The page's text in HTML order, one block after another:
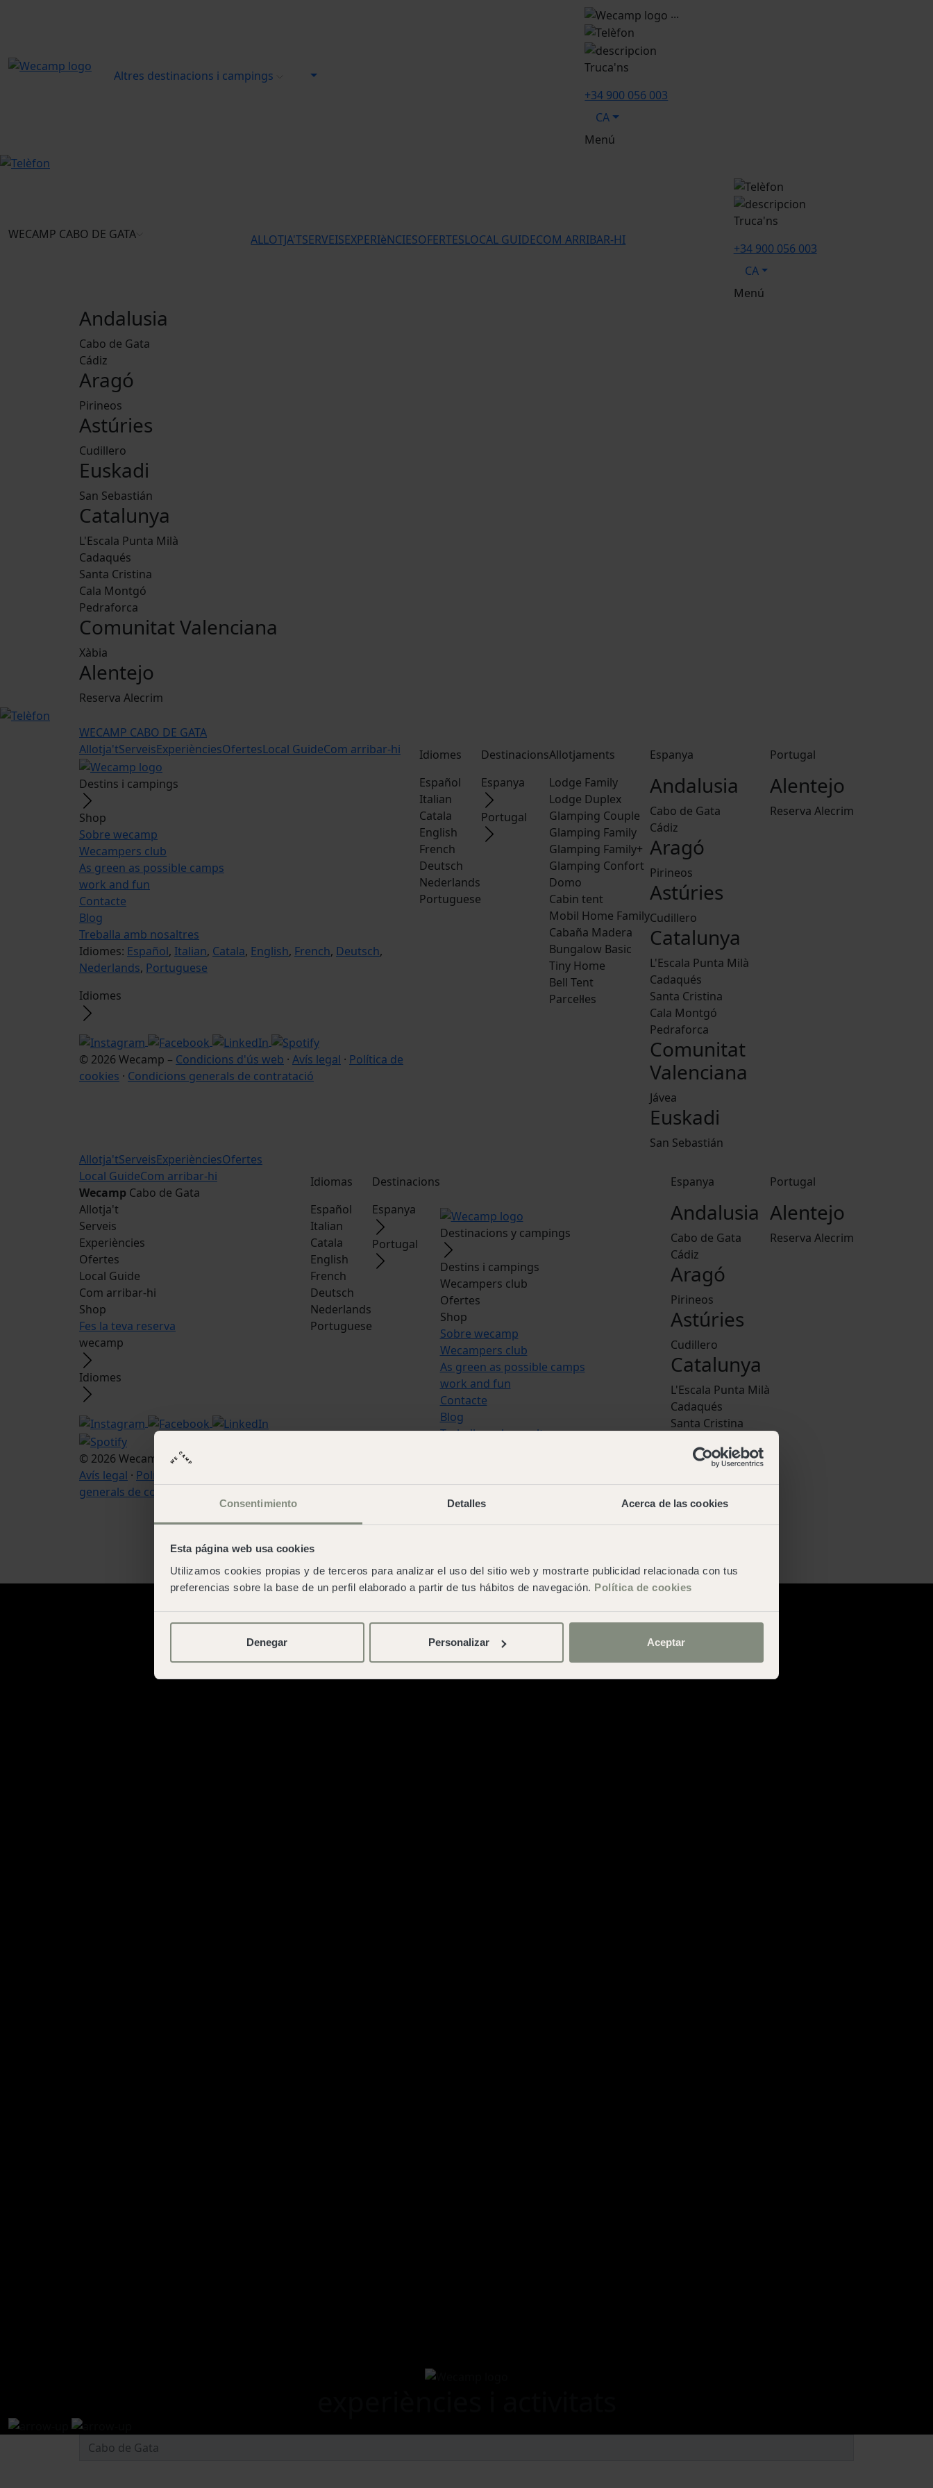
Consentimiento Detalles Acerca de las cookies
Esta página web usa cookies
Utilizamos cookies propias y de terceros para analizar el uso del sitio web y mostrarte publicidad relacionada con tus
preferencias sobre la base de un perfil elaborado a partir de tus hábitos de navegación. Política de cookies
Denegar Personalizar Aceptar
Altres destinacions i campings
...
Truca'ns
+34 900 056 003
CA
Menú
WECAMP CABO DE GATA ALLOTJA'TSERVEISEXPERIèNCIESOFERTESLOCAL GUIDECOM ARRIBAR-HI
Truca'ns
+34 900 056 003
CA
Menú
Andalusia
Cabo de Gata
Cádiz
Aragó
Pirineos
Astúries
Cudillero
Euskadi
San Sebastián
Catalunya
L'Escala Punta Milà
Cadaqués
Santa Cristina
Cala Montgó
Pedraforca
Comunitat Valenciana
Xàbia
Alentejo
Reserva Alecrim
WECAMP CABO DE GATA
Allotja'tServeisExperiènciesOfertesLocal GuideCom arribar-hi
Destins i campings
Shop
Sobre wecamp
Wecampers club
As green as possible camps
work and fun
Contacte
Blog
Treballa amb nosaltres
Idiomes: Español, Italian, Catala, English, French, Deutsch,
Nederlands, Portuguese
Idiomes
© 2026 Wecamp – Condicions d'ús web · Avís legal · Política de
cookies · Condicions generals de contratació
Idiomes
Español
Italian
Catala
English
French
Deutsch
Nederlands
Portuguese
Destinacions
Espanya
Portugal
Allotjaments
Lodge Family
Lodge Duplex
Glamping Couple
Glamping Family
Glamping Family+
Glamping Confort
Domo
Cabin tent
Mobil Home Family
Cabaña Madera
Bungalow Basic
Tiny Home
Bell Tent
Parcel·les
Espanya
Andalusia
Cabo de Gata
Cádiz
Aragó
Pirineos
Astúries
Cudillero
Catalunya
L'Escala Punta Milà
Cadaqués
Santa Cristina
Cala Montgó
Pedraforca
Comunitat
Valenciana
Jávea
Euskadi
San Sebastián
Portugal
Alentejo
Reserva Alecrim
Allotja'tServeisExperiènciesOfertes
Local GuideCom arribar-hi
Wecamp Cabo de Gata
Allotja't
Serveis
Experiències
Ofertes
Local Guide
Com arribar-hi
Shop
Fes la teva reserva
wecamp
Idiomes
© 2026 Wecamp –Condicions d'ús web
Avís legal · Política de cookies
generals de contratació
Idiomas
Español
Italian
Catala
English
French
Deutsch
Nederlands
Portuguese
Destinacions
Espanya
Portugal
Destinacions y campings
Destins i campings
Wecampers club
Ofertes
Shop
Sobre wecamp
Wecampers club
As green as possible camps
work and fun
Contacte
Blog
Treballa amb nosaltres
generals de contratació
Espanya
Andalusia
Cabo de Gata
Cádiz
Aragó
Pirineos
Astúries
Cudillero
Catalunya
L'Escala Punta Milà
Cadaqués
Santa Cristina
Pedraforca
Comunitat
Valenciana
Jávea
San Sebastián
Portugal
Alentejo
Reserva Alecrim